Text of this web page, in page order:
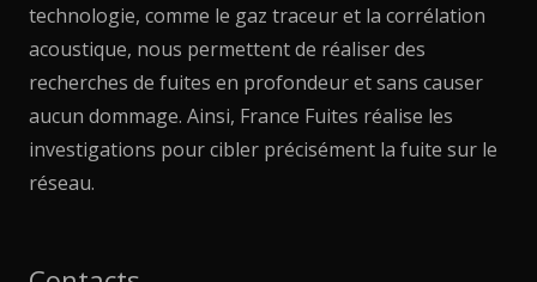
technologie, comme le gaz traceur et la corrélation
acoustique, nous permettent de réaliser des
recherches de fuites en profondeur et sans causer
aucun dommage. Ainsi, France Fuites réalise les
investigations pour cibler précisément la fuite sur le
réseau.